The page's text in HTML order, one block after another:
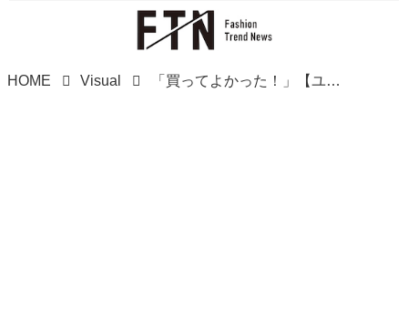
HOME Visual 「買ってよかった！」【ユニクロ】ユニ女が絶賛！「冬アウター」